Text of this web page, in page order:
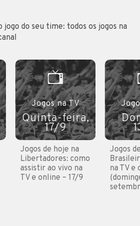
jogo do seu time: todos os jogos na
Jogos na TV
Quinta-feira,
17/9
Jogos de hoje na
Libertadores: como
assistir ao vivo na
TV e online – 17/9
Jogos
na TV e